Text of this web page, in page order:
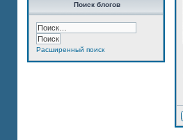
Поиск блогов
Расширенный поиск